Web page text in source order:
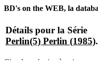
BD's on the WEB, la
Détails pour la Série
Perlin(5) Perlin (1985).